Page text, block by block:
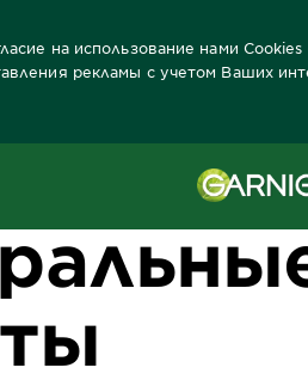
на использование нами
рекламы с учетом Ваших